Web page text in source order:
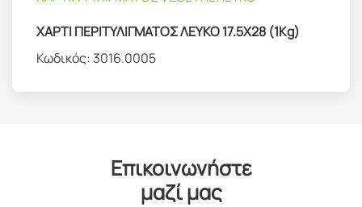
ΧΑΡΤΙ ΠΕΡΙΤΥΛΙΓΜΑΤΟΣ ΛΕΥΚΟ 17.5Χ28 (1Kg)
Κωδικός: 3016.0005
Επικοινωνήστε
μαζί μας